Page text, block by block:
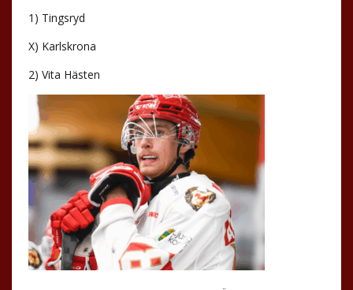
1) Tingsryd
X) Karlskrona
2) Vita Hästen